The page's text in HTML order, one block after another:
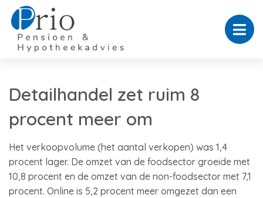
Detailhandel zet ruim 8
procent meer om
Het verkoopvolume (het aantal verkopen) was 1,4
procent lager. De omzet van de foodsector groeide met
10,8 procent en de omzet van de non-foodsector met 7,1
procent. Online is 5,2 procent meer omgezet dan een